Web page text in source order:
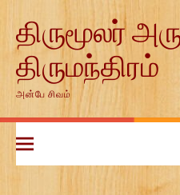
contentதிருமூலர்
திருமந்திரம்
அன்பே சிவம்